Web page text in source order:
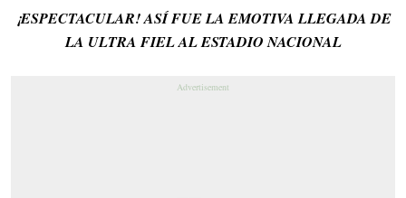
¡ESPECTACULAR! ASÍ FUE LA EMOTIVA LLEGADA DE
LA ULTRA FIEL AL ESTADIO NACIONAL